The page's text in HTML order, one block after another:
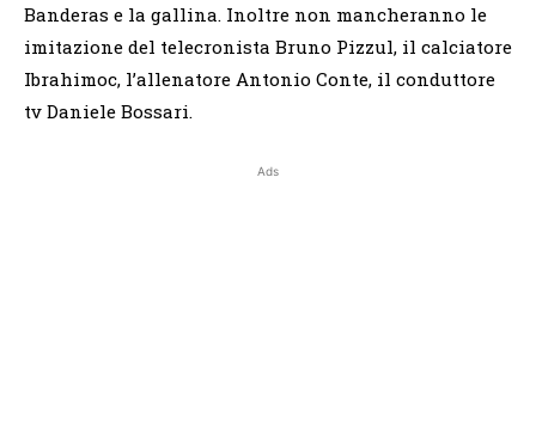
Banderas e la gallina. Inoltre non mancheranno le
imitazione del telecronista Bruno Pizzul, il calciatore
Ibrahimoc, l’allenatore Antonio Conte, il conduttore
tv Daniele Bossari.
Ads